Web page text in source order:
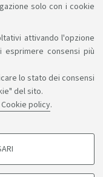
solo con i cookie
attivando l'opzione
consensi più
lo stato dei consensi
del sito.
policy.